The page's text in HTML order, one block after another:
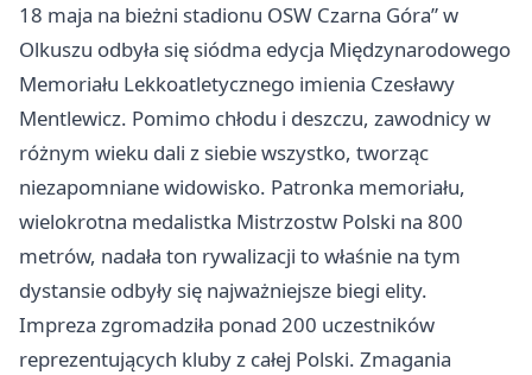
18 maja na bieżni stadionu OSW Czarna Góra” w
Olkuszu odbyła się siódma edycja Międzynarodowego
Memoriału Lekkoatletycznego imienia Czesławy
Mentlewicz. Pomimo chłodu i deszczu, zawodnicy w
różnym wieku dali z siebie wszystko, tworząc
niezapomniane widowisko. Patronka memoriału,
wielokrotna medalistka Mistrzostw Polski na 800
metrów, nadała ton rywalizacji to właśnie na tym
dystansie odbyły się najważniejsze biegi elity.
Impreza zgromadziła ponad 200 uczestników
reprezentujących kluby z całej Polski. Zmagania